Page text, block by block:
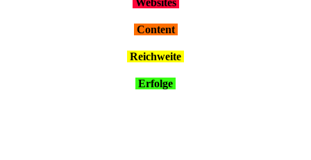
Con­tent
Reich­wei­te
Erfol­ge